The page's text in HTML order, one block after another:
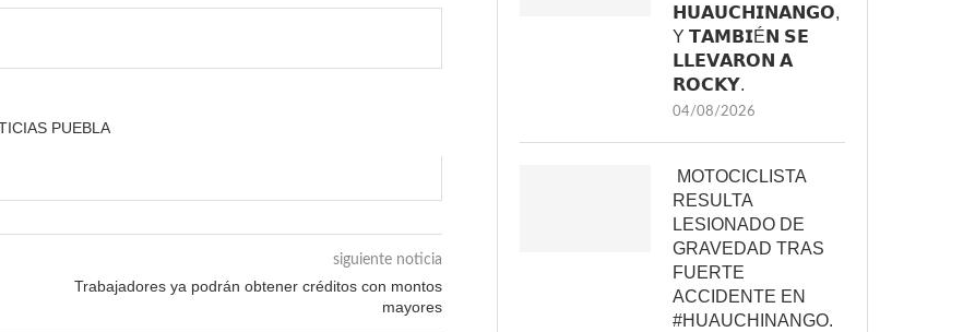
PUEBLA
siguiente noticia
Trabajadores ya podrán obtener créditos con montos
mayores
𝗛𝗨𝗔𝗨𝗖𝗛𝗜𝗡𝗔𝗡𝗚𝗢,
Y 𝗧𝗔𝗠𝗕𝗜É𝗡 𝗦𝗘
𝗟𝗟𝗘𝗩𝗔𝗥𝗢𝗡 𝗔
𝗥𝗢𝗖𝗞𝗬.
04/08/2026
MOTOCICLISTA
RESULTA
LESIONADO DE
GRAVEDAD TRAS
FUERTE
ACCIDENTE EN
#HUAUCHINANGO.